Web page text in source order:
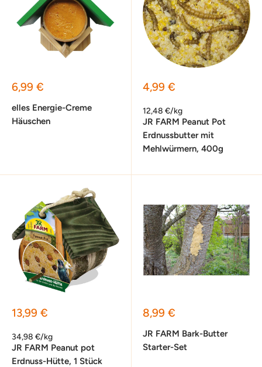
Sonderpreis
6,99 €
elles Energie-Creme
Häuschen
Sonderpreis
4,99 €
12,48 €/kg
JR FARM Peanut Pot
Erdnussbutter mit
Mehlwürmern, 400g
Sonderpreis
13,99 €
34,98 €/kg
JR FARM Peanut pot
Erdnuss-Hütte, 1 Stück
Sonderpreis
8,99 €
JR FARM Bark-Butter
Starter-Set